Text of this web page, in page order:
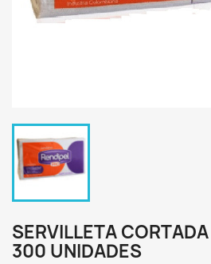
SERVILLETA
300 UNIDADES